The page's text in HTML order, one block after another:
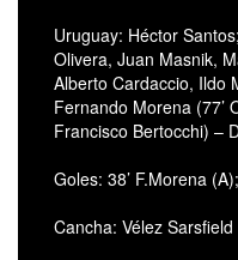
Uruguay: Héctor
Olivera, Juan Masnik,
Alberto Cardaccio, Ildo
Fernando Morena (77’
Francisco Bertocchi) –
Goles: 38’ F.Morena
Cancha: Vélez Sarsfield